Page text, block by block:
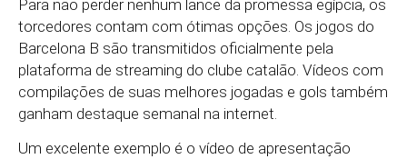
Para não perder nenhum lance da promessa egípcia, os
torcedores contam com ótimas opções. Os jogos do
Barcelona B são transmitidos oficialmente pela
plataforma de streaming do clube catalão. Vídeos com
compilações de suas melhores jogadas e gols também
ganham destaque semanal na internet.
Um excelente exemplo é o vídeo de apresentação